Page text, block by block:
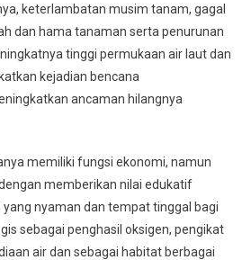
keterlambatan musim tanam, gagal
dan hama tanaman serta penurunan
tinggi permukaan air laut dan
kejadian bencana
ancaman hilangnya
memiliki fungsi ekonomi, namun
memberikan nilai edukatif
nyaman dan tempat tinggal bagi
sebagai penghasil oksigen, pengikat
air dan sebagai habitat berbagai